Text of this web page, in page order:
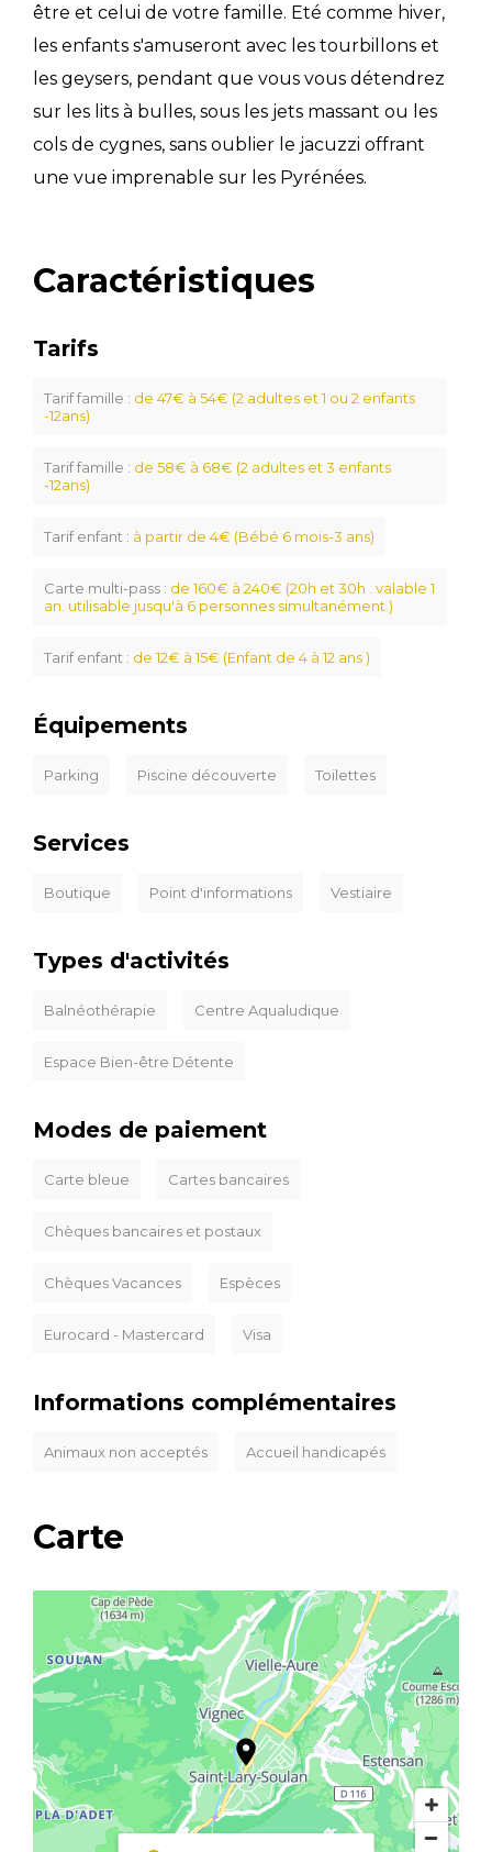
être et celui de votre famille. Eté comme hiver,
les enfants s'amuseront avec les tourbillons et
les geysers, pendant que vous vous détendrez
sur les lits à bulles, sous les jets massant ou les
cols de cygnes, sans oublier le jacuzzi offrant
une vue imprenable sur les Pyrénées.
Caractéristiques
Tarifs
Tarif famille : de 47€ à 54€ (2 adultes et 1 ou 2 enfants
-12ans)
Tarif famille : de 58€ à 68€ (2 adultes et 3 enfants
-12ans)
Tarif enfant : à partir de 4€ (Bébé 6 mois-3 ans)
Carte multi-pass : de 160€ à 240€ (20h et 30h . valable 1
an. utilisable jusqu'à 6 personnes simultanément.)
Tarif enfant : de 12€ à 15€ (Enfant de 4 à 12 ans )
Équipements
Parking Piscine découverte Toilettes
Services
Boutique Point d'informations Vestiaire
Types d'activités
Balnéothérapie Centre Aqualudique
Espace Bien-être Détente
Modes de paiement
Carte bleue Cartes bancaires
Chèques bancaires et postaux
Chèques Vacances Espèces
Eurocard - Mastercard Visa
Informations complémentaires
Animaux non acceptés Accueil handicapés
Carte